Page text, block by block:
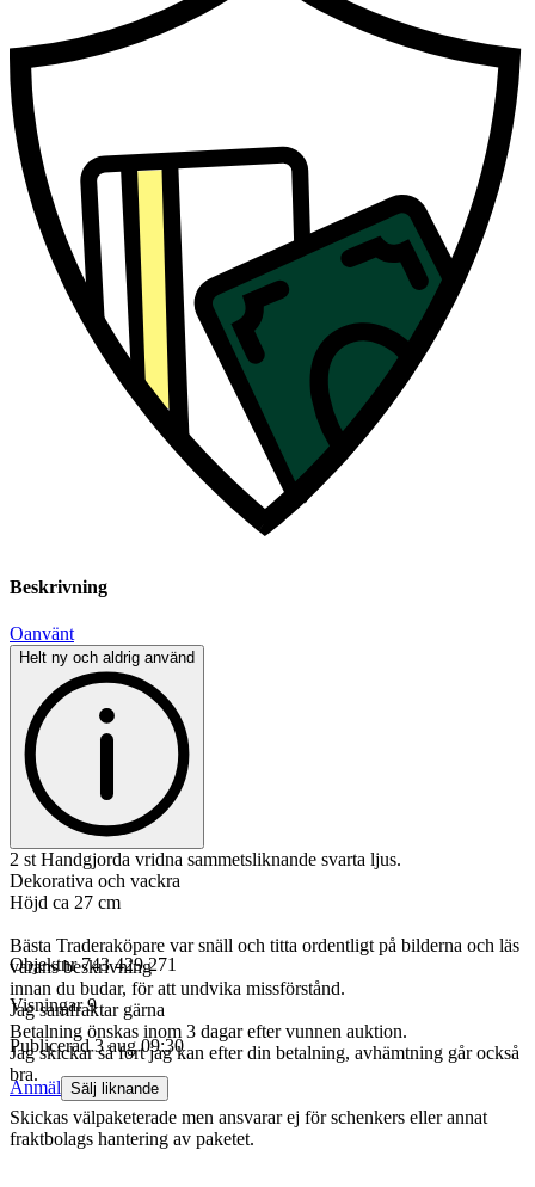
Beskrivning
Oanvänt
Helt ny och aldrig använd
2 st Handgjorda vridna sammetsliknande svarta ljus.
Dekorativa och vackra
Höjd ca 27 cm
Bästa Traderaköpare var snäll och titta ordentligt på bilderna och läs
varans beskrivning
innan du budar, för att undvika missförstånd.
Jag samfraktar gärna
Betalning önskas inom 3 dagar efter vunnen auktion.
Jag skickar så fort jag kan efter din betalning, avhämtning går också
bra.
Skickas välpaketerade men ansvarar ej för schenkers eller annat
fraktbolags hantering av paketet.
Objektnr 743 429 271
Visningar 9
Publicerad 3 aug 09:30
Anmäl Sälj liknande